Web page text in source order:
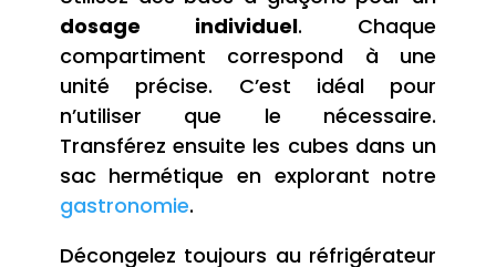
dosage individuel. Chaque
compartiment correspond à une
unité précise. C’est idéal pour
n’utiliser que le nécessaire.
Transférez ensuite les cubes dans un
sac hermétique en explorant notre
gastronomie.
Décongelez toujours au réfrigérateur